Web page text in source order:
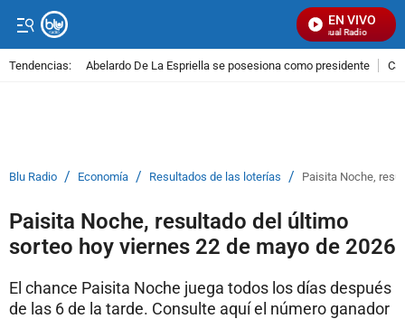
EN VIVO
Señal Visual Radio
Tendencias: Abelardo De La Espriella se posesiona como presidente
Blu Radio / Economía / Resultados de las loterías / Paisita Noche,
Paisita Noche, resultado del último
sorteo hoy viernes 22 de mayo de 2026
El chance Paisita Noche juega todos los días después
de las 6 de la tarde. Consulte aquí el número ganador